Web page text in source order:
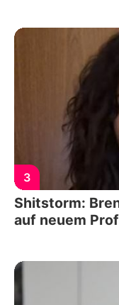
3
Shitstorm:
auf neuem